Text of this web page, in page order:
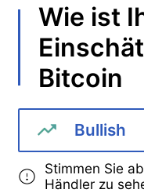
Wie ist
Bitcoin
Bullish
Stimmen Sie
Händler zu